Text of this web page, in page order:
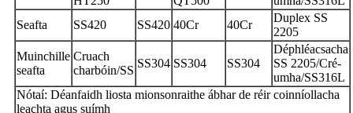
Seafta
SS420 SS420 40Cr 40Cr
Duplex SS
2205
Muinchille
seafta
Cruach
charbóin/SS
SS304 SS304 SS304
Déphléacsacha
SS 2205/Cré-
umha/SS316L
Nótaí: Déanfaidh liosta mionsonraithe ábhar de réir coinníollacha
leachta agus suímh